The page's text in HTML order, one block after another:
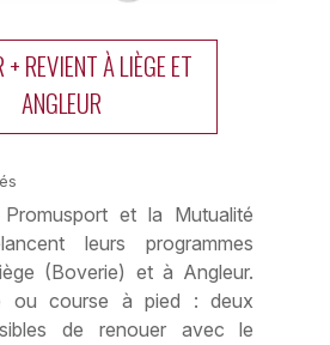
+ REVIENT À LIÈGE ET
ANGLEUR
et la Mutualité
leurs programmes
(Boverie) et à Angleur.
ou course à pied : deux
de renouer avec le